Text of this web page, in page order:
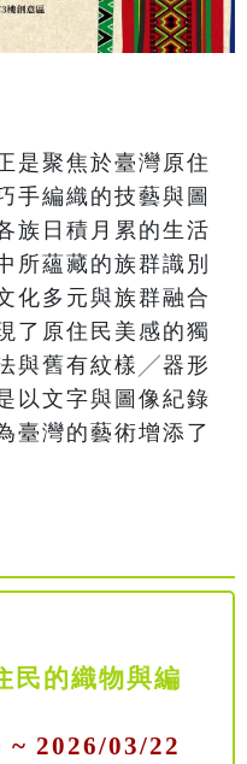
是聚焦於臺灣原住
手編織的技藝與圖
族日積月累的生活
所蘊藏的族群識別
化多元與族群融合
了原住民美感的獨
與舊有紋樣╱器形
以文字與圖像紀錄
臺灣的藝術增添了
民的織物與編
~ 2026/03/22